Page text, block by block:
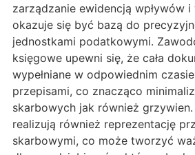
zarządzanie ewidencją wpływów
okazuje się być bazą do
jednostkami podatkowymi.
księgowe upewni się, że cała
wypełniane w odpowiednim
przepisami, co znacząco
skarbowych jak również
realizują również reprezentację
skarbowymi, co może tworzyć